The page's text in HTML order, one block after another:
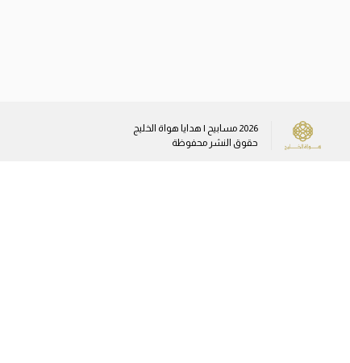
2026 مسابيح | هدايا هواة الخليج
حقوق النشر محفوظة